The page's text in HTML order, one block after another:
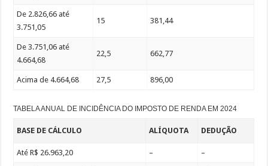
De 2.826,66 até
3.751,05
15 381,44
De 3.751,06 até
4.664,68
22,5 662,77
Acima de 4.664,68 27,5 896,00
TABELA ANUAL DE INCIDÊNCIA DO IMPOSTO DE RENDA EM 2024
BASE DE CÁLCULO ALÍQUOTA DEDUÇÃO
Até R$ 26.963,20 – –